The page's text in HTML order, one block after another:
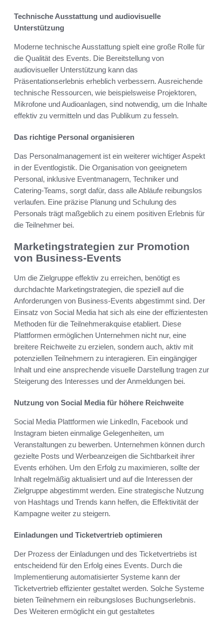
Technische Ausstattung und audiovisuelle
Unterstützung
Moderne technische Ausstattung spielt eine große Rolle für
die Qualität des Events. Die Bereitstellung von
audiovisueller Unterstützung kann das
Präsentationserlebnis erheblich verbessern. Ausreichende
technische Ressourcen, wie beispielsweise Projektoren,
Mikrofone und Audioanlagen, sind notwendig, um die Inhalte
effektiv zu vermitteln und das Publikum zu fesseln.
Das richtige Personal organisieren
Das Personalmanagement ist ein weiterer wichtiger Aspekt
in der Eventlogistik. Die Organisation von geeignetem
Personal, inklusive Eventmanagern, Techniker und
Catering-Teams, sorgt dafür, dass alle Abläufe reibungslos
verlaufen. Eine präzise Planung und Schulung des
Personals trägt maßgeblich zu einem positiven Erlebnis für
die Teilnehmer bei.
Marketingstrategien zur Promotion
von Business-Events
Um die Zielgruppe effektiv zu erreichen, benötigt es
durchdachte Marketingstrategien, die speziell auf die
Anforderungen von Business-Events abgestimmt sind. Der
Einsatz von Social Media hat sich als eine der effizientesten
Methoden für die Teilnehmerakquise etabliert. Diese
Plattformen ermöglichen Unternehmen nicht nur, eine
breitere Reichweite zu erzielen, sondern auch, aktiv mit
potenziellen Teilnehmern zu interagieren. Ein eingängiger
Inhalt und eine ansprechende visuelle Darstellung tragen zur
Steigerung des Interesses und der Anmeldungen bei.
Nutzung von Social Media für höhere Reichweite
Social Media Plattformen wie LinkedIn, Facebook und
Instagram bieten einmalige Gelegenheiten, um
Veranstaltungen zu bewerben. Unternehmen können durch
gezielte Posts und Werbeanzeigen die Sichtbarkeit ihrer
Events erhöhen. Um den Erfolg zu maximieren, sollte der
Inhalt regelmäßig aktualisiert und auf die Interessen der
Zielgruppe abgestimmt werden. Eine strategische Nutzung
von Hashtags und Trends kann helfen, die Effektivität der
Kampagne weiter zu steigern.
Einladungen und Ticketvertrieb optimieren
Der Prozess der Einladungen und des Ticketvertriebs ist
entscheidend für den Erfolg eines Events. Durch die
Implementierung automatisierter Systeme kann der
Ticketvertrieb effizienter gestaltet werden. Solche Systeme
bieten Teilnehmern ein reibungsloses Buchungserlebnis.
Des Weiteren ermöglicht ein gut gestaltetes